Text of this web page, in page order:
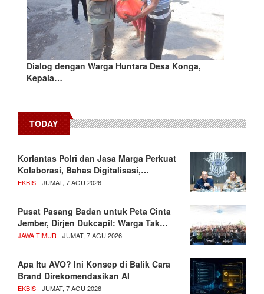
Dialog dengan Warga Huntara Desa Konga,
Kepala…
TODAY
Korlantas Polri dan Jasa Marga Perkuat
Kolaborasi, Bahas Digitalisasi,…
EKBIS- JUMAT, 7 AGU 2026
Pusat Pasang Badan untuk Peta Cinta
Jember, Dirjen Dukcapil: Warga Tak…
JAWA TIMUR - JUMAT, 7 AGU 2026
Apa Itu AVO? Ini Konsep di Balik Cara
Brand Direkomendasikan AI
EKBIS- JUMAT, 7 AGU 2026